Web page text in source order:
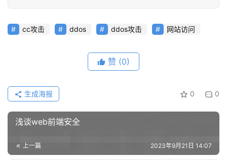
cc攻击 ddos ddos攻击 网站访问
赞 (0)
0 0
生成海报
浅谈web前端安全
上一篇 2023年9月21日 14:07